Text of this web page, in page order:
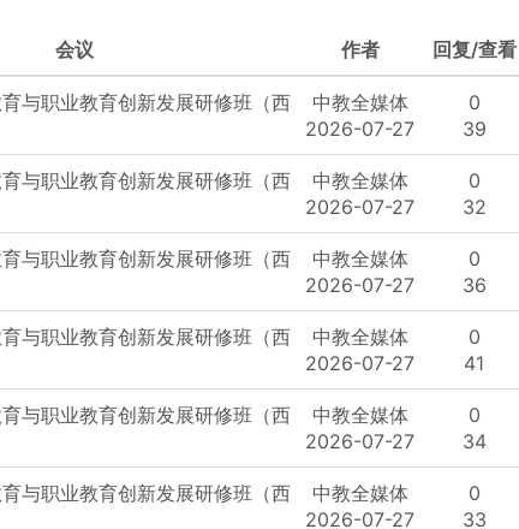
会议 作者 回复/查看
与职业教育创新发展研修班（西
中教全媒体
2026-07-27
0
39
与职业教育创新发展研修班（西
中教全媒体
2026-07-27
0
32
与职业教育创新发展研修班（西
中教全媒体
2026-07-27
0
36
与职业教育创新发展研修班（西
中教全媒体
2026-07-27
0
41
与职业教育创新发展研修班（西
中教全媒体
2026-07-27
0
34
与职业教育创新发展研修班（西
中教全媒体
2026-07-27
0
33